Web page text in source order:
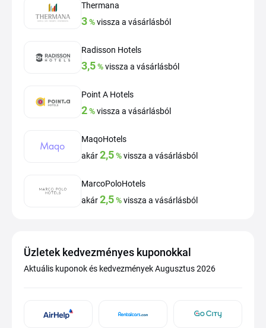
Thermana
3%vissza a vásárlásból
Radisson Hotels
3,5%vissza a vásárlásból
Point A Hotels
2%vissza a vásárlásból
MaqoHotels
akár2,5%vissza a vásárlásból
MarcoPoloHotels
akár2,5%vissza a vásárlásból
Üzletek kedvezményes kuponokkal
Aktuális kuponok és kedvezmények Augusztus 2026